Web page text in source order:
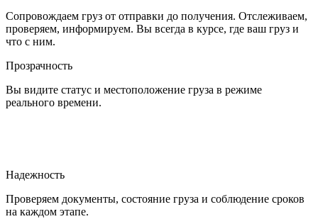
Сопровождаем груз от отправки до получения. Отслеживаем,
проверяем, информируем. Вы всегда в курсе, где ваш груз и
что с ним.
Прозрачность
Вы видите статус и местоположение груза в режиме
реального времени.
Надежность
Проверяем документы, состояние груза и соблюдение сроков
на каждом этапе.